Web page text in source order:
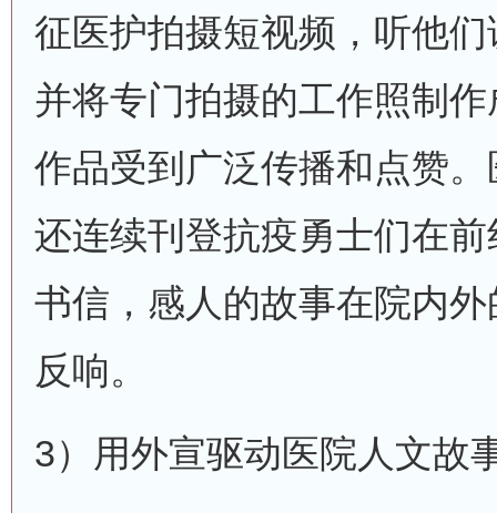
征医护拍摄短视频，听他
并将专门拍摄的工作照制
作品受到广泛传播和点赞
还连续刊登抗疫勇士们在
书信，感人的故事在院内
反响。
3）用外宣驱动医院人文故